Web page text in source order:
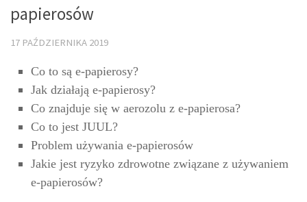
papierosów
17 PAŹDZIERNIKA 2019
Co to są e-papierosy?
Jak działają e-papierosy?
Co znajduje się w aerozolu z e-papierosa?
Co to jest JUUL?
Problem używania e-papierosów
Jakie jest ryzyko zdrowotne związane z używaniem
e-papierosów?